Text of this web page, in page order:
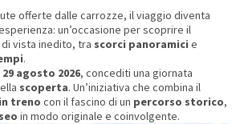
offerte dalle carrozze, il viaggio diventa
un’occasione per scoprire il
vista inedito, tra scorci panoramici e
.
29 agosto 2026, concediti una giornata
scoperta. Un’iniziativa che combina il
treno con il fascino di un percorso storico,
in modo originale e coinvolgente.